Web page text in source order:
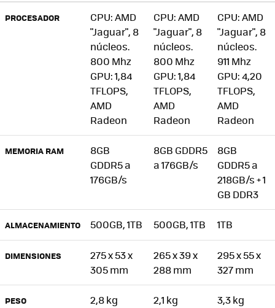
PROCESADOR
CPU: AMD
"Jaguar", 8
núcleos.
800 Mhz
GPU: 1,84
TFLOPS,
AMD
Radeon
CPU: AMD
"Jaguar", 8
núcleos.
800 Mhz
GPU: 1,84
TFLOPS,
AMD
Radeon
CPU: AMD
"Jaguar", 8
núcleos.
911 Mhz
GPU: 4,20
TFLOPS,
AMD
Radeon
MEMORIA RAM
8GB
GDDR5 a
176GB/s
8GB GDDR5
a 176GB/s
8GB
GDDR5 a
218GB/s + 1
GB DDR3
ALMACENAMIENTO 500GB, 1TB 500GB, 1TB 1TB
DIMENSIONES
275 x 53 x
305 mm
265 x 39 x
288 mm
295 x 55 x
327 mm
PESO 2,8 kg 2,1 kg 3,3 kg